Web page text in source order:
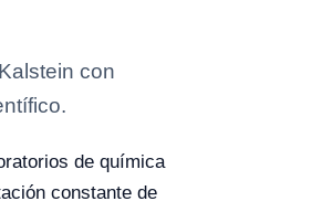
con
de química
constante de